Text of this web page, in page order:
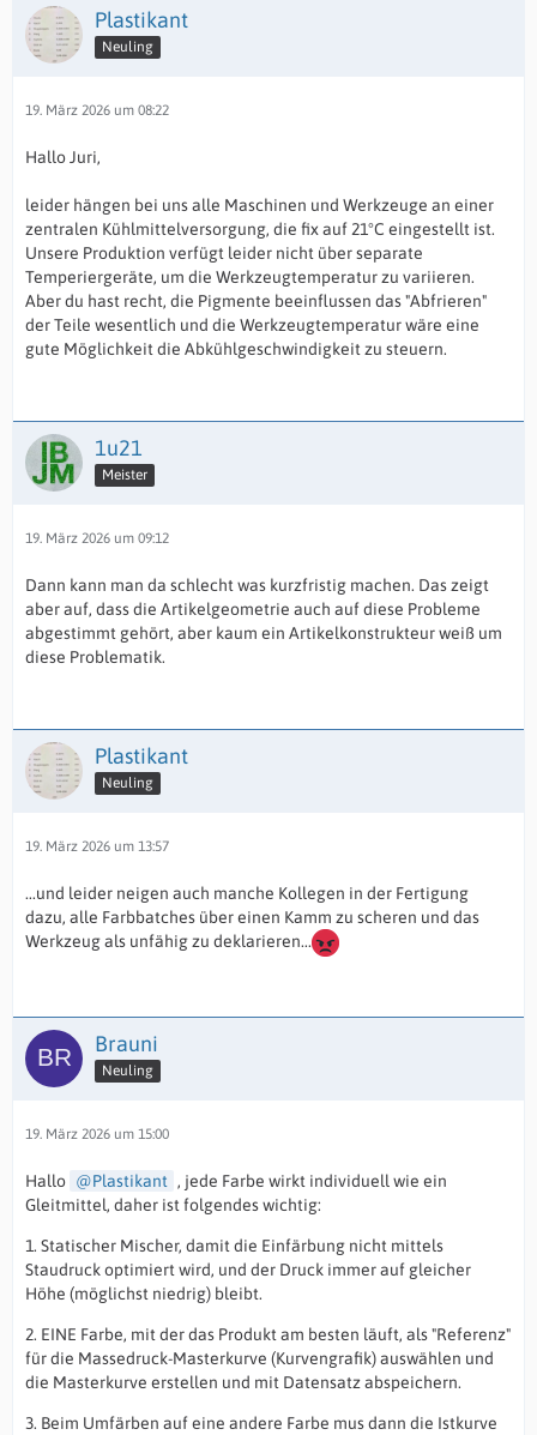
Plastikant
Neuling
19. März 2026 um 08:22
Hallo Juri,
leider hängen bei uns alle Maschinen und Werkzeuge an einer
zentralen Kühlmittelversorgung, die fix auf 21°C eingestellt ist.
Unsere Produktion verfügt leider nicht über separate
Temperiergeräte, um die Werkzeugtemperatur zu variieren.
Aber du hast recht, die Pigmente beeinflussen das "Abfrieren"
der Teile wesentlich und die Werkzeugtemperatur wäre eine
gute Möglichkeit die Abkühlgeschwindigkeit zu steuern.
1u21
Meister
19. März 2026 um 09:12
Dann kann man da schlecht was kurzfristig machen. Das zeigt
aber auf, dass die Artikelgeometrie auch auf diese Probleme
abgestimmt gehört, aber kaum ein Artikelkonstrukteur weiß um
diese Problematik.
Plastikant
Neuling
19. März 2026 um 13:57
...und leider neigen auch manche Kollegen in der Fertigung
dazu, alle Farbbatches über einen Kamm zu scheren und das
Werkzeug als unfähig zu deklarieren...
Brauni
Neuling
19. März 2026 um 15:00
Hallo Plastikant
, jede Farbe wirkt individuell wie ein
Gleitmittel, daher ist folgendes wichtig:
1. Statischer Mischer, damit die Einfärbung nicht mittels
Staudruck optimiert wird, und der Druck immer auf gleicher
Höhe (möglichst niedrig) bleibt.
2. EINE Farbe, mit der das Produkt am besten läuft, als "Referenz"
für die Massedruck-Masterkurve (Kurvengrafik) auswählen und
die Masterkurve erstellen und mit Datensatz abspeichern.
3. Beim Umfärben auf eine andere Farbe mus dann die Istkurve